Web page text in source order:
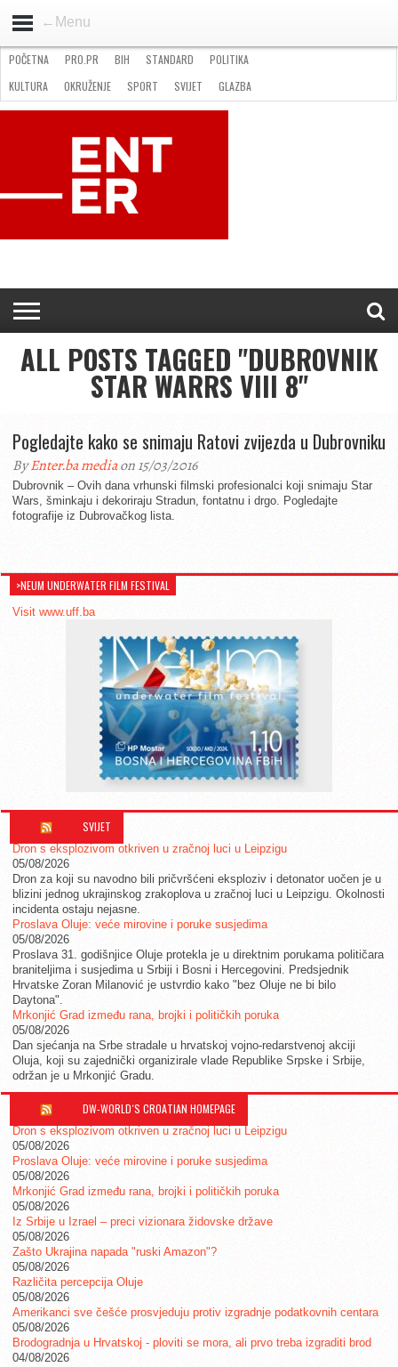
←Menu
STANDARD
GOSPODARSTVO
OKRUŽENJE
POČETNA PRO.PR BIH STANDARD
POLITIKA
KULTURA
OKRUŽENJE SPORT SVIJET
GLAZBA
NATJEČAJI
FILMING LOCATION IN BH KONTAKT
ALL POSTS TAGGED "DUBROVNIK
STAR WARRS VIII 8"
Pogledajte kako se snimaju Ratovi zvijezda u Dubrovniku
ByEnter.ba mediaon 15/03/2016
Dubrovnik – Ovih dana vrhunski filmski profesionalci koji snimaju Star
Wars, šminkaju i dekoriraju Stradun, fontatnu i drgo. Pogledajte
fotografije iz Dubrovačkog lista.
>NEUM UNDERWATER FILM FESTIVAL
Visit www.uff.ba
SVIJET
Dron s eksplozivom otkriven u zračnoj luci u Leipzigu
05/08/2026
Dron za koji su navodno bili pričvršćeni eksploziv i detonator uočen je u
blizini jednog ukrajinskog zrakoplova u zračnoj luci u Leipzigu. Okolnosti
incidenta ostaju nejasne.
Proslava Oluje: veće mirovine i poruke susjedima
05/08/2026
Proslava 31. godišnjice Oluje protekla je u direktnim porukama političara
braniteljima i susjedima u Srbiji i Bosni i Hercegovini. Predsjednik
Hrvatske Zoran Milanović je ustvrdio kako "bez Oluje ne bi bilo
Daytona".
Mrkonjić Grad između rana, brojki i političkih poruka
05/08/2026
Dan sjećanja na Srbe stradale u hrvatskoj vojno-redarstvenoj akciji
Oluja, koji su zajednički organizirale vlade Republike Srpske i Srbije,
održan je u Mrkonjić Gradu.
DW-WORLD´S CROATIAN HOMEPAGE
Dron s eksplozivom otkriven u zračnoj luci u Leipzigu
05/08/2026
Proslava Oluje: veće mirovine i poruke susjedima
05/08/2026
Mrkonjić Grad između rana, brojki i političkih poruka
05/08/2026
Iz Srbije u Izrael – preci vizionara židovske države
05/08/2026
Zašto Ukrajina napada "ruski Amazon"?
05/08/2026
Različita percepcija Oluje
05/08/2026
Amerikanci sve češće prosvjeduju protiv izgradnje podatkovnih centara
05/08/2026
Brodogradnja u Hrvatskoj - ploviti se mora, ali prvo treba izgraditi brod
04/08/2026